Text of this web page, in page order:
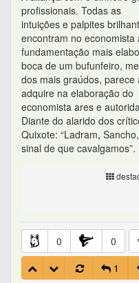
profissionais. Todas as
intuições e palpites
encontram no economista
fundamentação mais
boca de um bufunfeiro,
dos mais graúdos,
adquire na elaboração do
economista ares e
Diante do alarido dos
Quixote: “Ladram, Sancho,
sinal de que cavalgamos”.
0 0
1